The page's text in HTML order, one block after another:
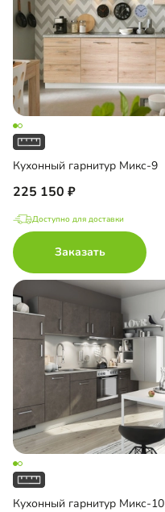
Кухонный гарнитур Микс-9
225 150
Доступно для доставки
Заказать
Кухонный гарнитур Микс-10